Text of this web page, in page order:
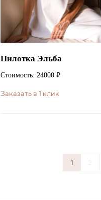
Пилотка Эльба
Стоимость: 24000 ₽
Заказать в 1 клик
1 2